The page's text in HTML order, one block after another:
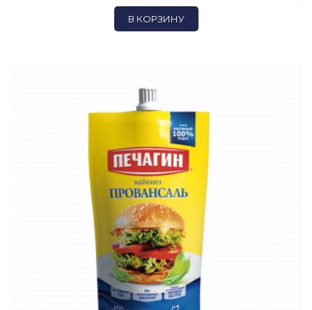
В КОРЗИНУ